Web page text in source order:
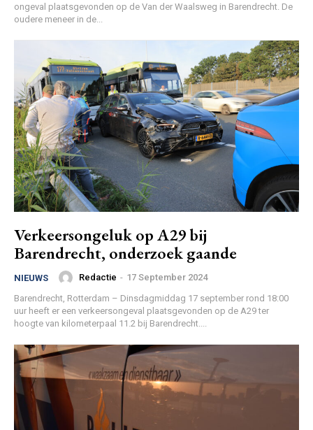
ongeval plaatsgevonden op de Van der Waalsweg in Barendrecht. De
oudere meneer in de...
Verkeersongeluk op A29 bij
Barendrecht, onderzoek gaande
NIEUWS Redactie - 17 September 2024
Barendrecht, Rotterdam – Dinsdagmiddag 17 september rond 18:00
uur heeft er een verkeersongeval plaatsgevonden op de A29 ter
hoogte van kilometerpaal 11.2 bij Barendrecht....